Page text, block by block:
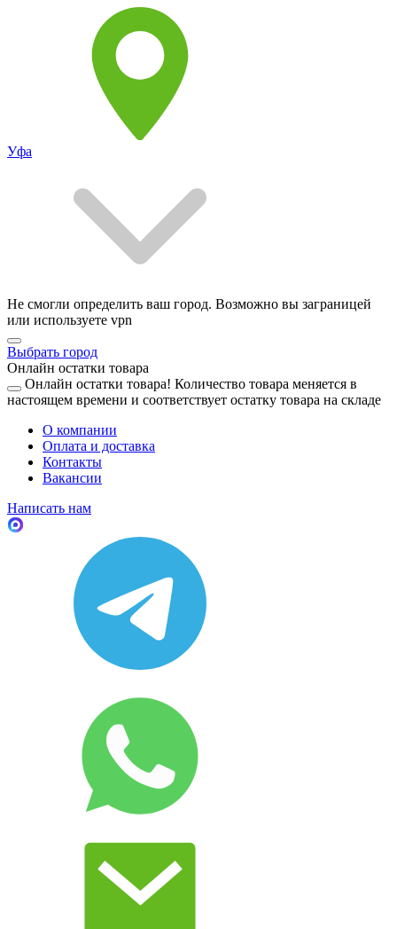
Уфа
Не смогли определить ваш город. Возможно вы заграницей
или используете vpn
Выбрать город
Онлайн остатки товара
Онлайн остатки товара! Количество товара меняется в
настоящем времени и соответствует остатку товара на складе
О компании
Оплата и доставка
Контакты
Вакансии
Написать нам